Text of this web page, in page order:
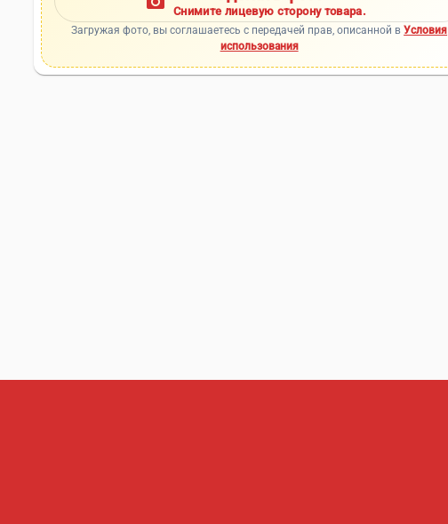
Снимите лицевую сторону товара.
Загружая фото, вы соглашаетесь с передачей прав, описанной вУсловия
использования